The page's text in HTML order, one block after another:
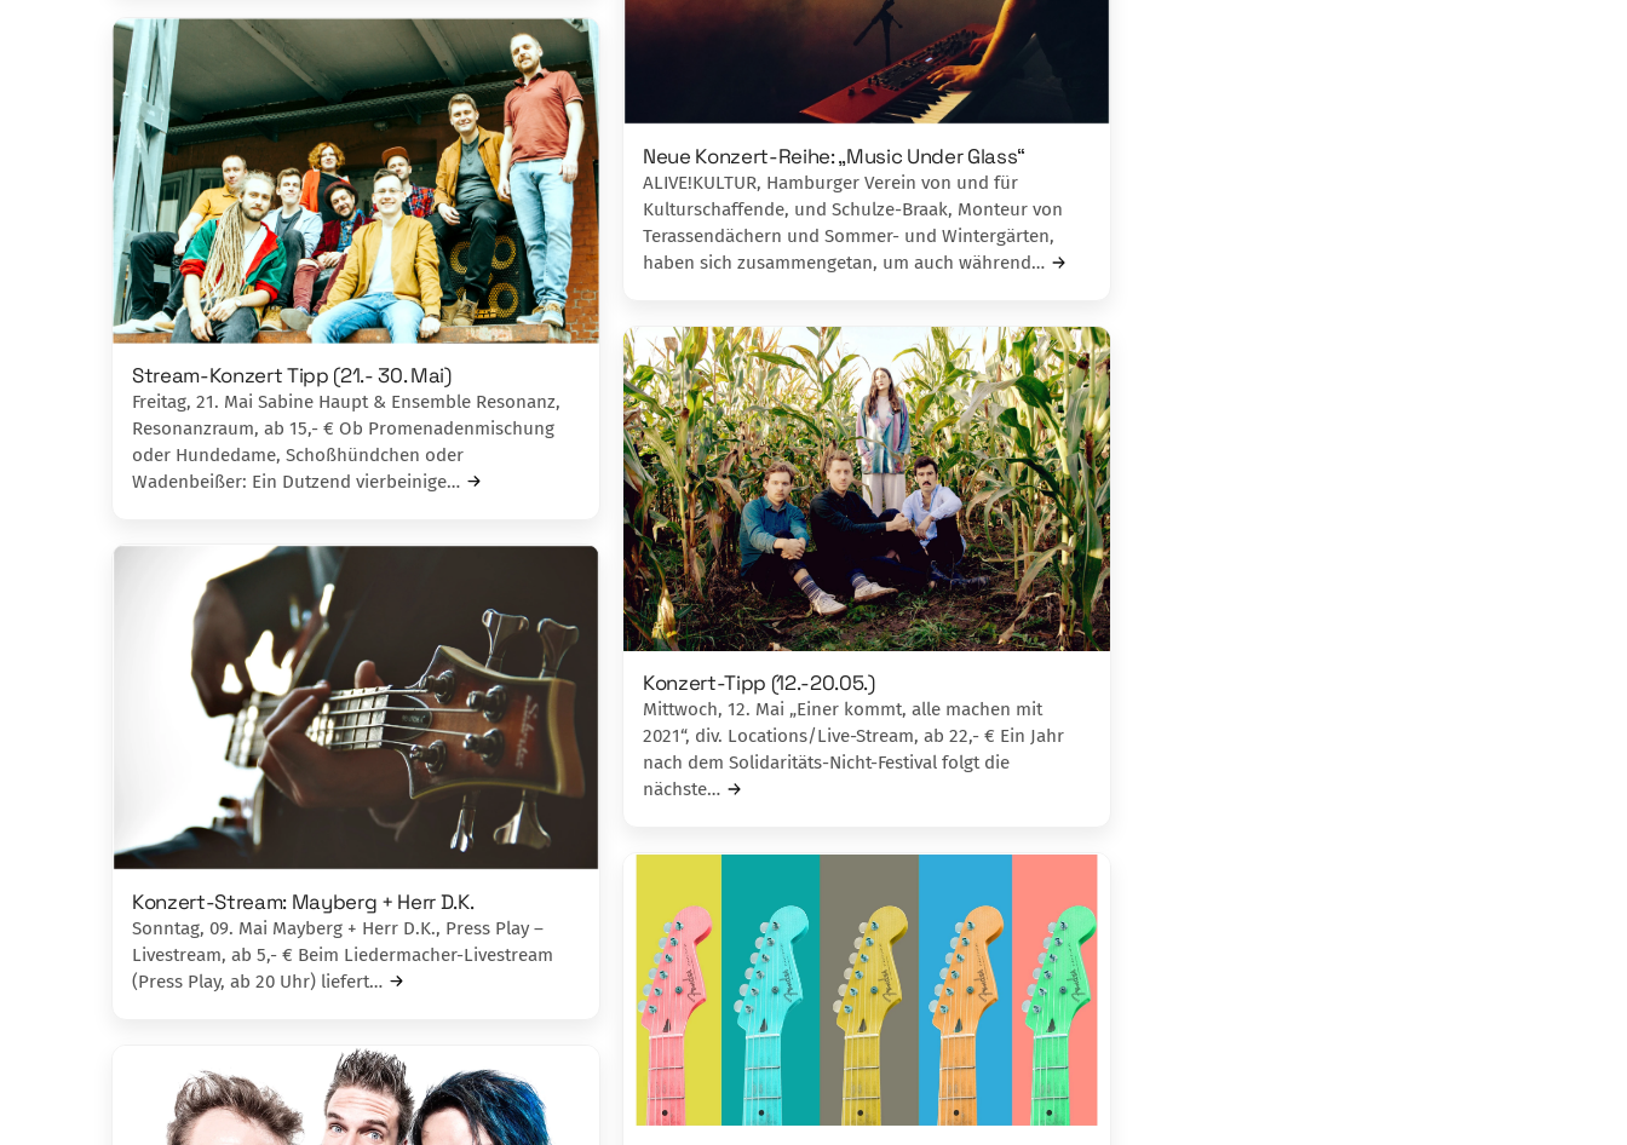
Neue Konzert-Reihe: „Music Under Glass“
ALIVE!KULTUR, Hamburger Verein von und für
Kulturschaffende, und Schulze-Braak, Monteur von
Terassendächern und Sommer- und Wintergärten,
haben sich zusammengetan, um auch während…
Stream-Konzert Tipp (21.- 30. Mai)
Freitag, 21. Mai Sabine Haupt & Ensemble Resonanz,
Resonanzraum, ab 15,- € Ob Promenadenmischung
oder Hundedame, Schoßhündchen oder
Wadenbeißer: Ein Dutzend vierbeinige…
Konzert-Tipp (12.-20.05.)
Mittwoch, 12. Mai „Einer kommt, alle machen mit
2021“, div. Locations/Live-Stream, ab 22,- € Ein Jahr
nach dem Solidaritäts-Nicht-Festival folgt die
nächste…
Konzert-Stream: Mayberg + Herr D.K.
Sonntag, 09. Mai Mayberg + Herr D.K., Press Play –
Livestream, ab 5,- € Beim Liedermacher-Livestream
(Press Play, ab 20 Uhr) liefert…